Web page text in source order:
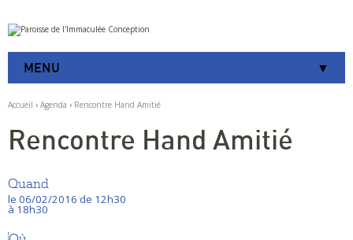
Aller
au
contenu.
à
navigation
Outils
personnels
MENU
Accueil › Agenda › Rencontre Hand Amitié
Rencontre Hand Amitié
Quand
le 06/02/2016 de 12h30
à 18h30